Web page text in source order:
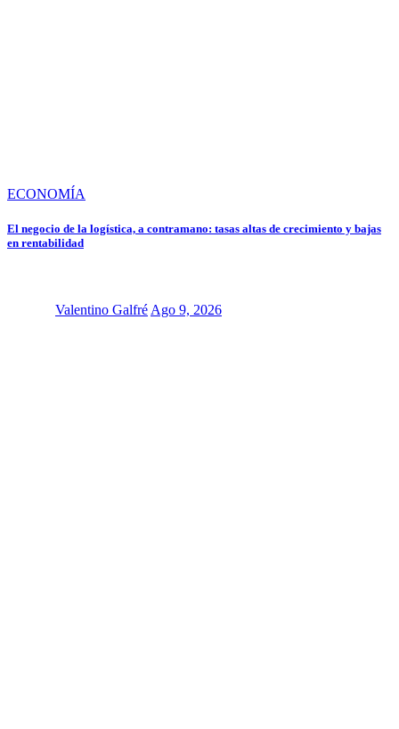
ECONOMÍA
El negocio de la logística, a contramano: tasas altas de crecimiento y bajas
en rentabilidad
Valentino GalfréAgo 9, 2026